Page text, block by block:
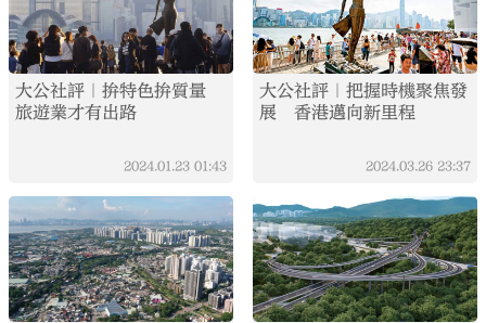
大公社評｜拚特色拚質量
旅遊業才有出路
2024.01.23 01:43
大公社評｜把握時機聚焦發
展 香港邁向新里程
2024.03.26 23:37